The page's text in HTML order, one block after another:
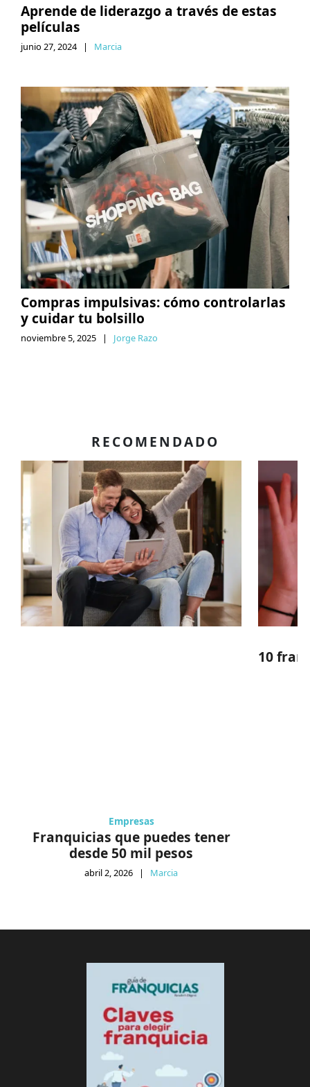
Aprende de liderazgo a través de estas
películas
junio 27, 2024 | Marcia
Compras impulsivas: cómo controlarlas
y cuidar tu bolsillo
noviembre 5, 2025 | Jorge Razo
RECOMENDADO
Empresas
Franquicias que puedes tener
desde 50 mil pesos
abril 2, 2026 | Marcia
10